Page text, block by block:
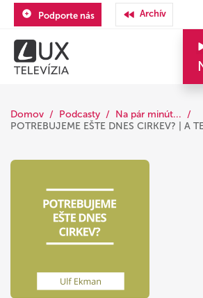
Podporte nás Archív
Domov Podcasty
Na pár minút...
POTREBUJEME EŠTE DNES CIRKEV? | A